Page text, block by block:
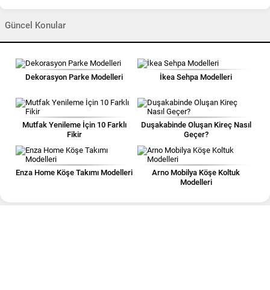
Güncel Konular
Dekorasyon Parke Modelleri İkea Sehpa Modelleri
Mutfak Yenileme İçin 10 Farklı
Fikir
Duşakabinde Oluşan Kireç Nasıl
Geçer?
Enza Home Köşe Takımı Modelleri
Arno Mobilya Köşe Koltuk
Modelleri